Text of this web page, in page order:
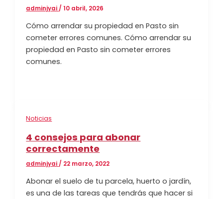
adminjyai /10 abril, 2026
Cómo arrendar su propiedad en Pasto sin
cometer errores comunes. Cómo arrendar su
propiedad en Pasto sin cometer errores
comunes.
Noticias
4 consejos para abonar
correctamente
adminjyai / 22 marzo, 2022
Abonar el suelo de tu parcela, huerto o jardín,
es una de las tareas que tendrás que hacer si